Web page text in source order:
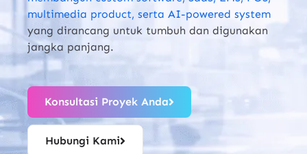
multimedia product, serta AI-powered system
yang dirancang untuk tumbuh dan digunakan
jangka panjang.
Konsultasi Proyek Anda
Hubungi Kami